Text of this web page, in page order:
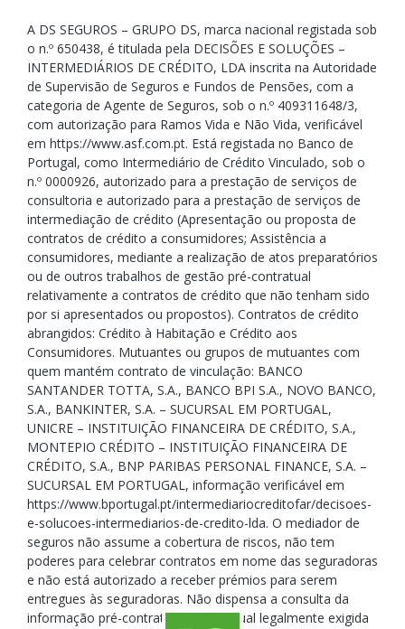
A DS SEGUROS – GRUPO DS, marca nacional registada sob
o n.º 650438, é titulada pela DECISÕES E SOLUÇÕES –
INTERMEDIÁRIOS DE CRÉDITO, LDA inscrita na Autoridade
de Supervisão de Seguros e Fundos de Pensões, com a
categoria de Agente de Seguros, sob o n.º 409311648/3,
com autorização para Ramos Vida e Não Vida, verificável
em https://www.asf.com.pt. Está registada no Banco de
Portugal, como Intermediário de Crédito Vinculado, sob o
n.º 0000926, autorizado para a prestação de serviços de
consultoria e autorizado para a prestação de serviços de
intermediação de crédito (Apresentação ou proposta de
contratos de crédito a consumidores; Assistência a
consumidores, mediante a realização de atos preparatórios
ou de outros trabalhos de gestão pré-contratual
relativamente a contratos de crédito que não tenham sido
por si apresentados ou propostos). Contratos de crédito
abrangidos: Crédito à Habitação e Crédito aos
Consumidores. Mutuantes ou grupos de mutuantes com
quem mantém contrato de vinculação: BANCO
SANTANDER TOTTA, S.A., BANCO BPI S.A., NOVO BANCO,
S.A., BANKINTER, S.A. – SUCURSAL EM PORTUGAL,
UNICRE – INSTITUIÇÃO FINANCEIRA DE CRÉDITO, S.A.,
MONTEPIO CRÉDITO – INSTITUIÇÃO FINANCEIRA DE
CRÉDITO, S.A., BNP PARIBAS PERSONAL FINANCE, S.A. –
SUCURSAL EM PORTUGAL, informação verificável em
https://www.bportugal.pt/intermediariocreditofar/decisoes-
e-solucoes-intermediarios-de-credito-lda. O mediador de
seguros não assume a cobertura de riscos, não tem
poderes para celebrar contratos em nome das seguradoras
e não está autorizado a receber prémios para serem
entregues às seguradoras. Não dispensa a consulta da
informação pré-contratual e contratual legalmente exigida